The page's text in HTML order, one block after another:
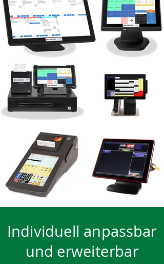
Individuell anpassbar
und erweiterbar